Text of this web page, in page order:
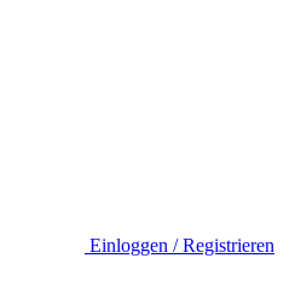
Einloggen / Registrieren